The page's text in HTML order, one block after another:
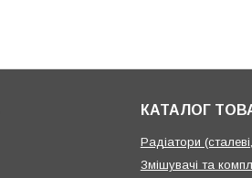
КАТАЛОГ
Радіатори
Змішувачі та